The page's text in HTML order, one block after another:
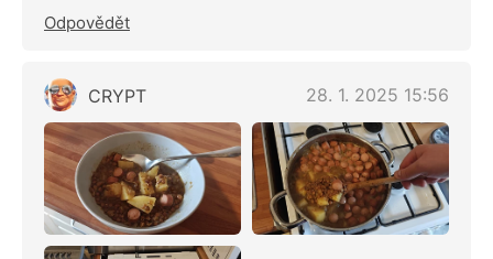
Odpovědět
CRYPT 28. 1. 2025 15:56